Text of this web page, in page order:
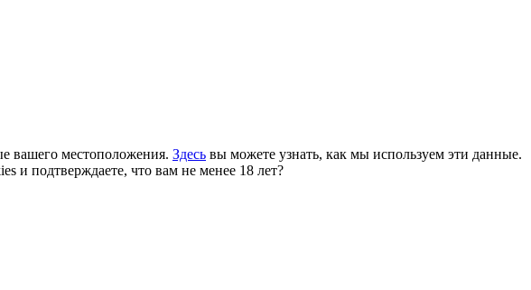
вашего местоположения. Здесь вы можете узнать, как мы используем эти данные.
и подтверждаете, что вам не менее 18 лет?